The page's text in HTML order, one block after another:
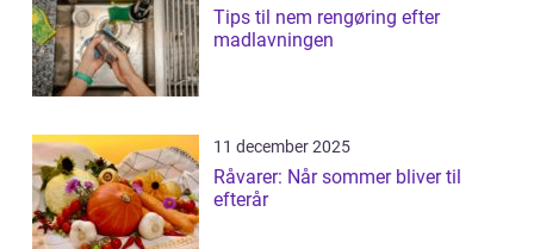
Tips til nem rengøring efter
madlavningen
11 december 2025
Råvarer: Når sommer bliver til
efterår